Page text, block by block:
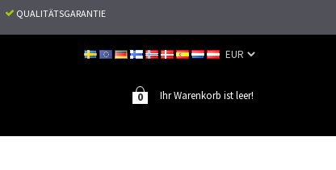
QUALITÄTSGARANTIE
Ihr Warenkorb ist leer!
0